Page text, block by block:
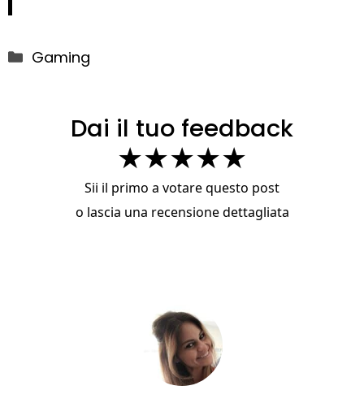
Categorie
Gaming
Dai il tuo feedback
★★★★★
Sii il primo a votare questo post
o lascia una recensione dettagliata